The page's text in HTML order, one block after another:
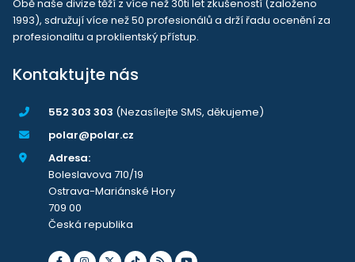
Obě naše divize těží z více než 30ti let zkušeností (založeno
1993), sdružují více než 50 profesionálů a drží řadu ocenění za
profesionalitu a proklientský přístup.
Kontaktujte nás
552 303 303 (Nezasílejte SMS, děkujeme)
polar@polar.cz
Adresa:
Boleslavova 710/19
Ostrava-Mariánské Hory
709 00
Česká republika